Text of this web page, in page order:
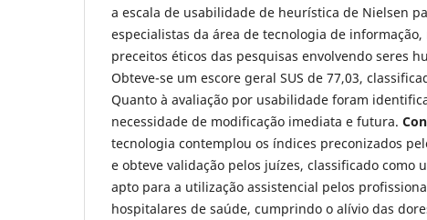
a escala de usabilidade de heurística de Nielsen
especialistas da área de tecnologia de informação,
preceitos éticos das pesquisas envolvendo seres
Obteve-se um escore geral SUS de 77,03,
Quanto à avaliação por usabilidade foram
necessidade de modificação imediata e futura.
tecnologia contemplou os índices preconizados
e obteve validação pelos juízes, classificado como
apto para a utilização assistencial pelos
hospitalares de saúde, cumprindo o alívio das